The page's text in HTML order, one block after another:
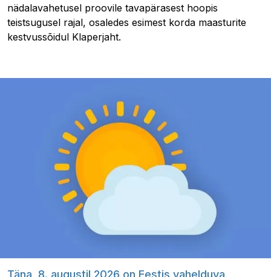
nädalavahetusel proovile tavapärasest hoopis
teistsugusel rajal, osaledes esimest korda maasturite
kestvussõidul Klaperjaht.